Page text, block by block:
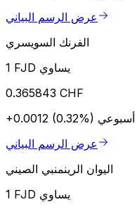
عرض الرسم البياني
الفرنك السويسري
1 FJD يساوي
0.365843 CHF
+0.0012 (0.32%) أسبوعي
عرض الرسم البياني
اليوان الرينمنبي الصيني
1 FJD يساوي